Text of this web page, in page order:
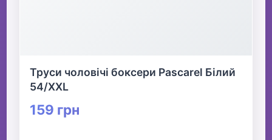
Труси чоловічі боксери Pascarel Білий
54/XXL
159 грн